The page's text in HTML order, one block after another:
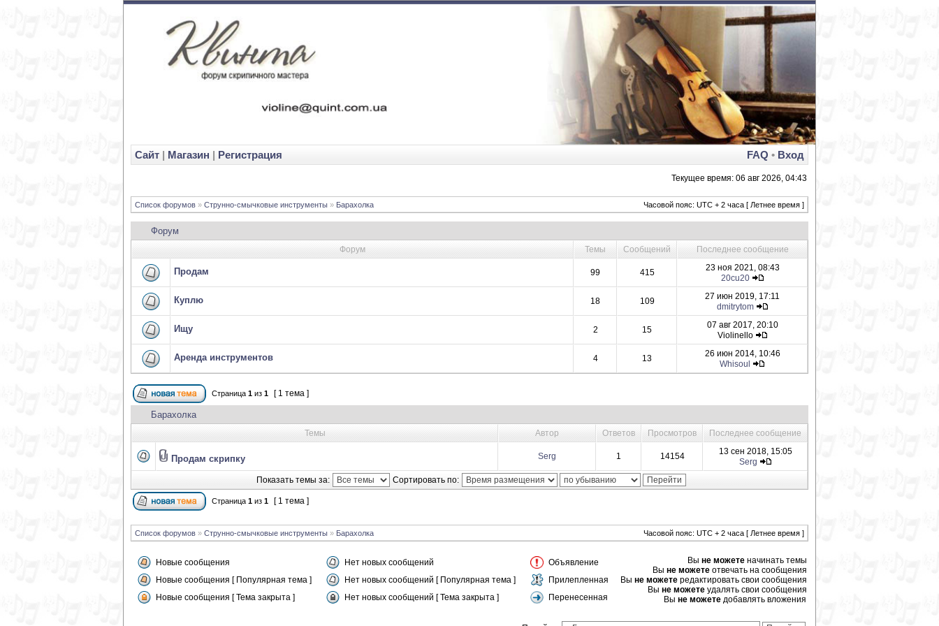
Cайт | Магазин | FAQ • Вход
Регистрация
Текущее время: 06 авг 2026, 04:43
Список форумов » Струнно-смычковые инструменты » Барахолка Часовой пояс: UTC + 2 часа [ Летнее время ]
Форум
Форум Темы Сообщений Последнее сообщение
Продам 99 415
23 ноя 2021, 08:43
20cu20
Куплю 18 109
27 июн 2019, 17:11
dmitrytom
Ищу 2 15
07 авг 2017, 20:10
Violinello
Аренда инструментов 4 13
26 июн 2014, 10:46
Whisoul
Страница 1 из 1 [ 1 тема ]
Барахолка
Темы Автор Ответов Просмотров Последнее сообщение
Продам скрипку Serg 1 14154
13 сен 2018, 15:05
Serg
Показать темы за:
Сортировать по:
Страница 1 из 1 [ 1 тема ]
Список форумов » Струнно-смычковые инструменты » Барахолка Часовой пояс: UTC + 2 часа [ Летнее время ]
Новые сообщения Нет новых сообщений
Объявление
Новые сообщения [ Популярная тема ]
Нет новых сообщений [ Популярная тема ]
Прилепленная
Новые сообщения [ Тема закрыта ]
Нет новых сообщений [ Тема закрыта ] Перенесенная
Вы не можете начинать темы
Вы не можете отвечать на сообщения
Вы не можете редактировать свои сообщения
Вы не можете удалять свои сообщения
Вы не можете добавлять вложения